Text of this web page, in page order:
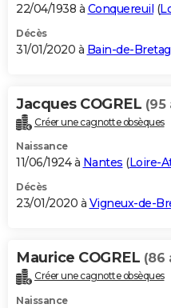
22/04/1938 à Conquereuil (
Décès
31/01/2020 à Bain-de-
Jacques COGREL (95
Créer une cagnotte obsèques
Naissance
11/06/1924 à Nantes (Loire-
Décès
23/01/2020 à Vigneux-de-
Maurice COGREL (86
Créer une cagnotte obsèques
Naissance